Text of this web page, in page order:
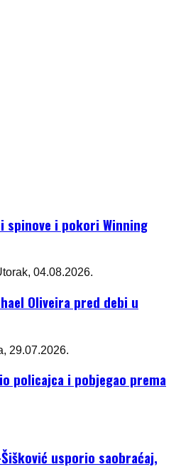
spinove i pokori Winning
04.08.2026.
Oliveira pred debi u
29.07.2026.
policajca i pobjegao prema
usporio saobraćaj,